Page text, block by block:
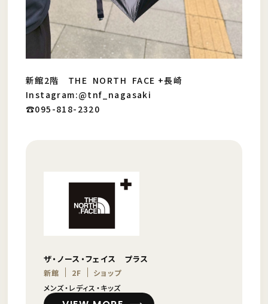
新館2階 THE NORTH FACE +長崎
Instagram:@tnf_nagasaki
☎︎095-818-2320
ザ・ノース・フェイス プラス
新館 2F
ショップ
メンズ・レディス・キッズ